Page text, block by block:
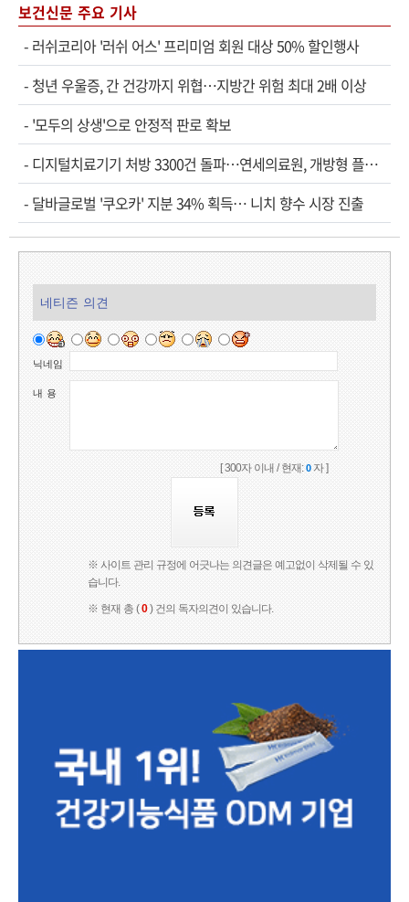
보건신문 주요 기사
- 러쉬코리아 '러쉬 어스' 프리미엄 회원 대상 50% 할인행사
- 청년 우울증, 간 건강까지 위협…지방간 위험 최대 2배 이상
- '모두의 상생'으로 안정적 판로 확보
- 디지털치료기기 처방 3300건 돌파…연세의료원, 개방형 플랫폼 성과 공개
- 달바글로벌 '쿠오카' 지분 34% 획득… 니치 향수 시장 진출
네티즌 의견
닉네임
내 용
[ 300자 이내 / 현재:0자 ]
※ 사이트 관리 규정에 어긋나는 의견글은 예고없이 삭제될 수 있
습니다.
※ 현재 총 (0) 건의 독자의견이 있습니다.